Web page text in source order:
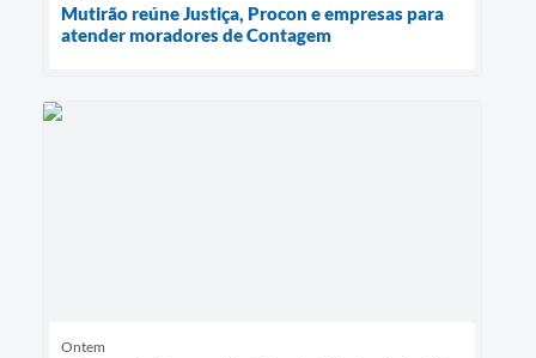
Mutirão reúne Justiça, Procon e empresas para
atender moradores de Contagem
Ontem